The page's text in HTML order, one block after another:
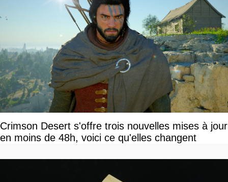
Crimson Desert s'offre trois nouvelles mises à jour
en moins de 48h, voici ce qu'elles changent